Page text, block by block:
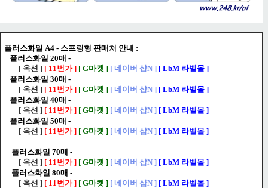
플러스화일 A4 - 스프링형 판매처 안내 :
플러스화일 20매 -
[ 옥션 ] [ 11번가 ] [ G마켓 ] [ 네이버 샵N ] [ LbM 라벨몰 ]
플러스화일 30매 -
[ 옥션 ] [ 11번가 ] [ G마켓 ] [ 네이버 샵N ] [ LbM 라벨몰 ]
플러스화일 40매 -
[ 옥션 ] [ 11번가 ] [ G마켓 ] [ 네이버 샵N ] [ LbM 라벨몰 ]
플러스화일 50매 -
[ 옥션 ] [ 11번가 ] [ G마켓 ] [ 네이버 샵N ] [ LbM 라벨몰 ]
플러스화일 70매 -
[ 옥션 ] [ 11번가 ] [ G마켓 ] [ 네이버 샵N ] [ LbM 라벨몰 ]
플러스화일 80매 -
[ 옥션 ] [ 11번가 ] [ G마켓 ] [ 네이버 샵N ] [ LbM 라벨몰 ]